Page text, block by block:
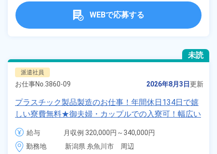
WEBで応募する
未読
派遣社員
お仕事No. 3860-09 2026年8月3日更新
プラスチック製品製造のお仕事！年間休日134日で嬉
しい寮費無料★御夫婦・カップルでの入寮可！幅広い
年齢の男女活躍中！高時給1,400円！マイカー・バイ
ク・自転車通勤可！寮から無料送迎もあり！正社員登
用制度あり！《新潟県糸魚川市》
給与
月収例 320,000円～340,000円
時給 1,400円～1,400円
勤務地
新潟県 糸魚川市　周辺